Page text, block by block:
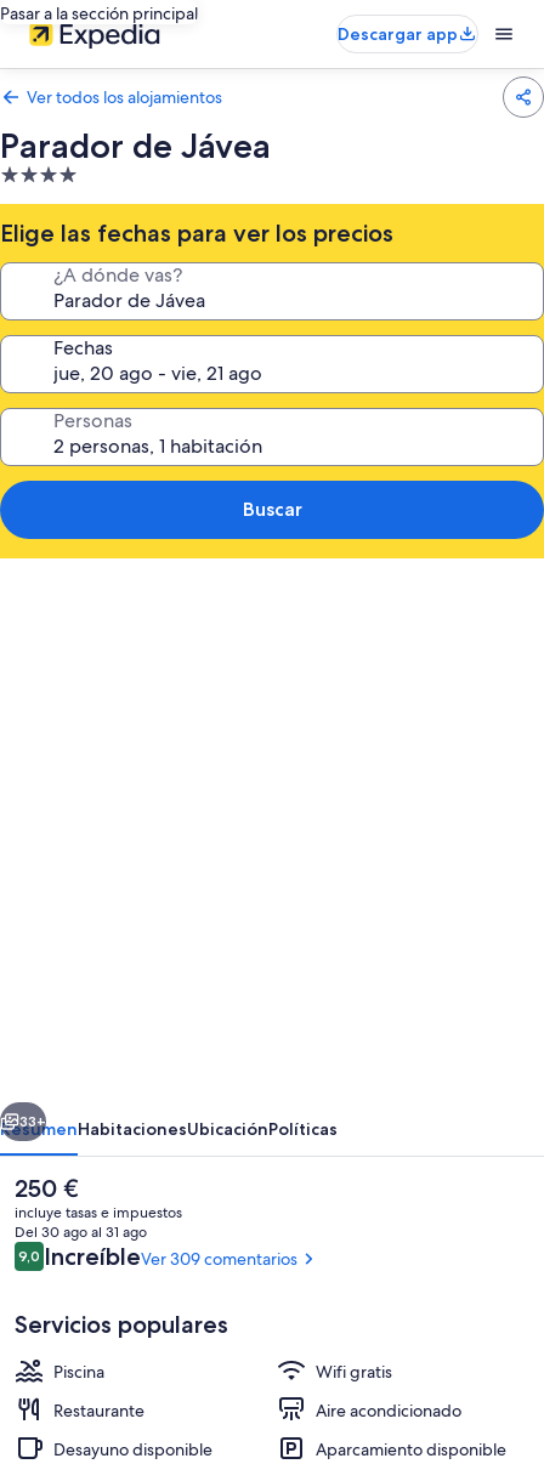
Pasar a la sección principal
Descargar app
Ver todos los alojamientos
Parador de Jávea
Alojamiento
de
4.0 estrellas
Elige las fechas para ver los precios
¿A dónde vas?
Fechas
Personas
Buscar
Exterior
Siguiente
33+
ResumenHabitacionesUbicaciónPolíticas
El
precio
actual
es
de
250 €
incluye tasas e impuestos
Del 30 ago al 31 ago
Comentarios
9,09,0 de 10
IncreíbleVer 309 comentarios
Servicios populares
Piscina
Wifi gratis
Restaurante
Aire acondicionado
Desayuno disponible
Aparcamiento disponible